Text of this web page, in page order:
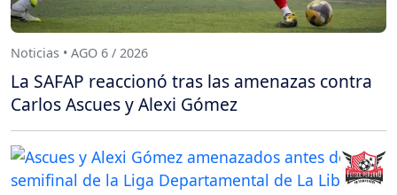
Noticias • AGO 6 / 2026
La SAFAP reaccionó tras las amenazas contra
Carlos Ascues y Alexi Gómez